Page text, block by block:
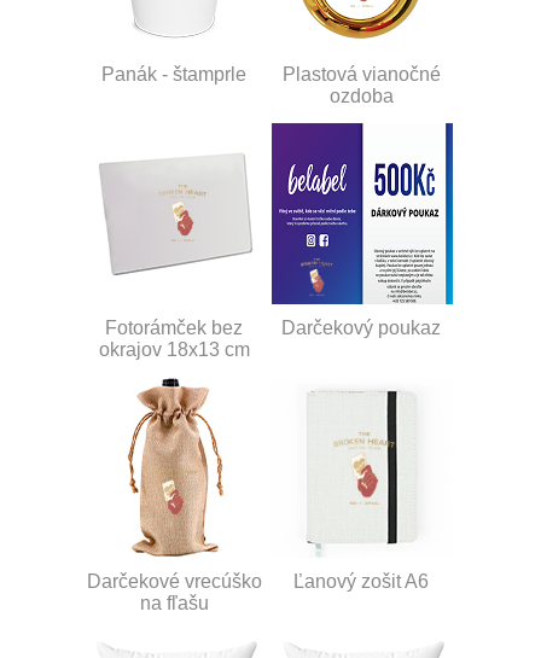
Panák - štamprle
Plastová vianočné
ozdoba
Fotorámček bez
okrajov 18x13 cm
Darčekový poukaz
Darčekové vrecúško
na fľašu
Ľanový zošit A6